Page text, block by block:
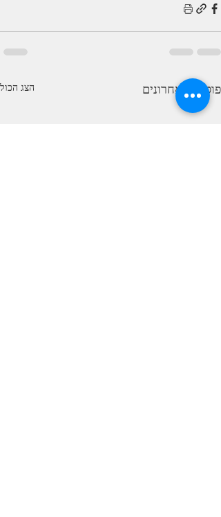
פוסטים אחרונים הצג הכול